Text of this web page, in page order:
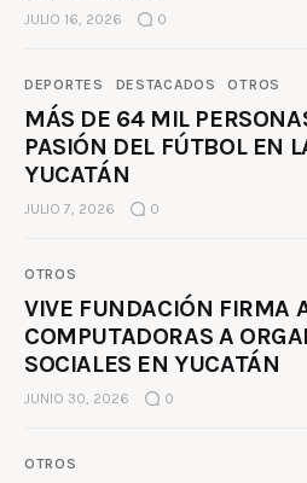
JULIO 16, 2026 0
DEPORTES DESTACADOS OTROS
MÁS DE 64 MIL
PASIÓN DEL FÚTBOL EN
YUCATÁN
JULIO 7, 2026 0
OTROS
VIVE FUNDACIÓN FIRMA
COMPUTADORAS A
SOCIALES EN YUCATÁN
JUNIO 30, 2026 0
OTROS